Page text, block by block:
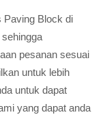
Paving Block di
pesanan sesuai
untuk lebih
untuk dapat
yang dapat anda